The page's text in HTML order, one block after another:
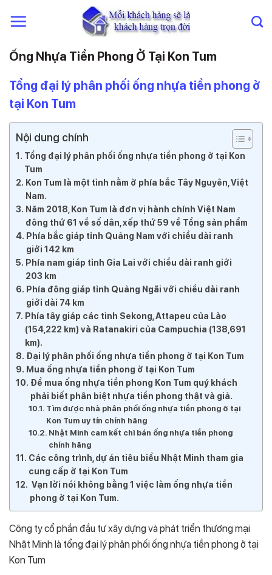
đến
dungỐng Nhựa Tiền Phong Ở Tại Kon Tum
Tổng đại lý phân phối ống nhựa tiền phong ở
tại Kon Tum
Nội dung chính
Tổng đại lý phân phối ống nhựa tiền phong ở tại Kon
Tum
Kon Tum là một tỉnh nằm ở phía bắc Tây Nguyên, Việt
Nam.
Năm 2018, Kon Tum là đơn vị hành chính Việt Nam
đông thứ 61 về số dân, xếp thứ 59 về Tổng sản phẩm
Phía bắc giáp tỉnh Quảng Nam với chiều dài ranh
giới 142 km
Phía nam giáp tỉnh Gia Lai với chiều dài ranh giới
203 km
Phía đông giáp tỉnh Quảng Ngãi với chiều dài ranh
giới dài 74 km
Phía tây giáp các tỉnh Sekong, Attapeu của Lào
(154,222 km) và Ratanakiri của Campuchia (138,691
km).
Đại lý phân phối ống nhựa tiền phong ở tại Kon Tum
Mua ống nhựa tiền phong ở tại Kon Tum
Để mua ống nhựa tiền phong Kon Tum quý khách
phải biết phân biệt nhựa tiền phong thật và giả.
Tìm được nhà phân phối ống nhựa tiền phong ở tại
Kon Tum uy tín chính hãng
Nhật Minh cam kết chỉ bán ống nhựa tiền phong
chính hãng
Các công trình, dự án tiêu biểu Nhật Minh tham gia
cung cấp ở tại Kon Tum
Vạn lời nói không bằng 1 việc làm ống nhựa tiền
phong ở tại Kon Tum.
Công ty cổ phần đầu tư xây dựng và phát triển thương mại
Nhật Minh là tổng đại lý phân phối ống nhựa tiền phong ở tại
Kon Tum